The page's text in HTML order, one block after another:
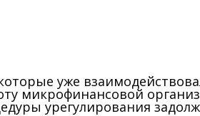
уже
микрофинансовой
урегулирования